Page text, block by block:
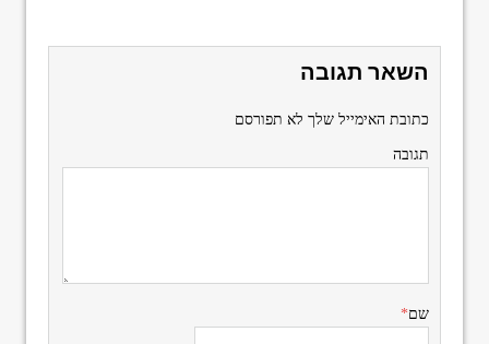
השאר תגובה
כתובת האימייל שלך לא תפורסם
תגובה
שם*